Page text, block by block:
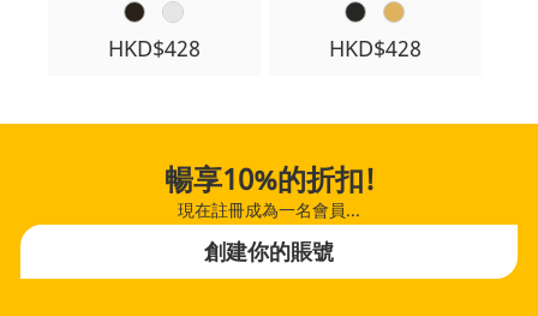
HKD$428 HKD$428
暢享10%的折扣!
現在註冊成為一名會員...
創建你的賬號